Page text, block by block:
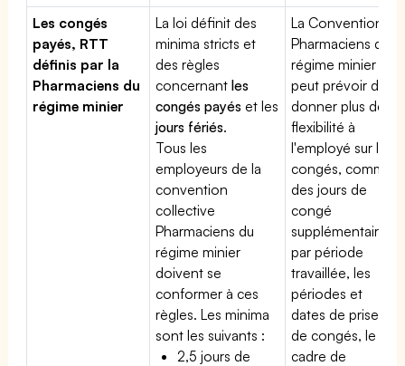
Les congés
payés, RTT
définis par la
Pharmaciens du
régime minier
La loi définit des
minima stricts et
des règles
concernantles
congés payés et les
jours fériés.
Tous les
employeurs de la
convention
collective
Pharmaciens du
régime minier
doivent se
conformer à ces
règles. Les minima
sont les suivants :
2,5 jours de
La Convention
Pharmaciens du
régime minier
peut prévoir de
donner plus de
flexibilité à
l'employé sur les
congés, comme
des jours de
congé
supplémentaires
par période
travaillée, les
périodes et
dates de prise
de congés, le
cadre de